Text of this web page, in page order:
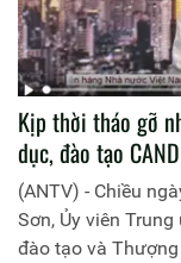
Kịp thời tháo gỡ
dục, đào tạo CAND
(ANTV) - Chiều
Sơn, Ủy viên
đào tạo và Thượng